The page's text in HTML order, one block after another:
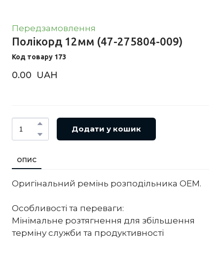
Передзамовлення
Полікорд 12мм (47-275804-009)
Код товару 173
0.00  UAH
Додати у кошик
ОПИС
Оригінальний ремінь розподільника OEM.
Особливості та переваги:
Мінімальне розтягнення для збільшення
терміну служби та продуктивності